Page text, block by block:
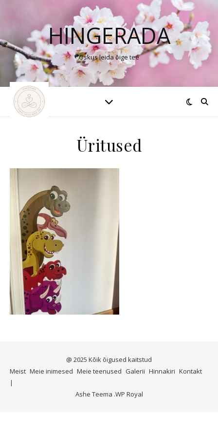
HINGERADA
Oskus leida õige tee
Üritused
@ 2025 Kõik õigused kaitstud
Meist Meie inimesed Meie teenused Galerii Hinnakiri Kontakt
Ashe Teema .WP Royal